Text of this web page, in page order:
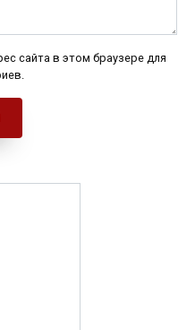
сайта в этом браузере для